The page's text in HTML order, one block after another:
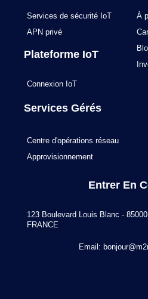
Services de sécurité IoT
APN privé
Plateforme IoT
Connexion IoT
Services Gérés
Centre d'opérations réseau
Approvisionnement
À
Entrer En
123 Boulevard Louis Blanc -
FRANCE
Email: